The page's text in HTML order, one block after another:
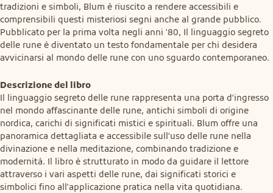
tradizioni e simboli, Blum è riuscito a rendere accessibili e
comprensibili questi misteriosi segni anche al grande pubblico.
Pubblicato per la prima volta negli anni '80, Il linguaggio segreto
delle rune è diventato un testo fondamentale per chi desidera
avvicinarsi al mondo delle rune con uno sguardo contemporaneo.
Descrizione del libro
Il linguaggio segreto delle rune rappresenta una porta d'ingresso
nel mondo affascinante delle rune, antichi simboli di origine
nordica, carichi di significati mistici e spirituali. Blum offre una
panoramica dettagliata e accessibile sull'uso delle rune nella
divinazione e nella meditazione, combinando tradizione e
modernità. Il libro è strutturato in modo da guidare il lettore
attraverso i vari aspetti delle rune, dai significati storici e
simbolici fino all'applicazione pratica nella vita quotidiana.